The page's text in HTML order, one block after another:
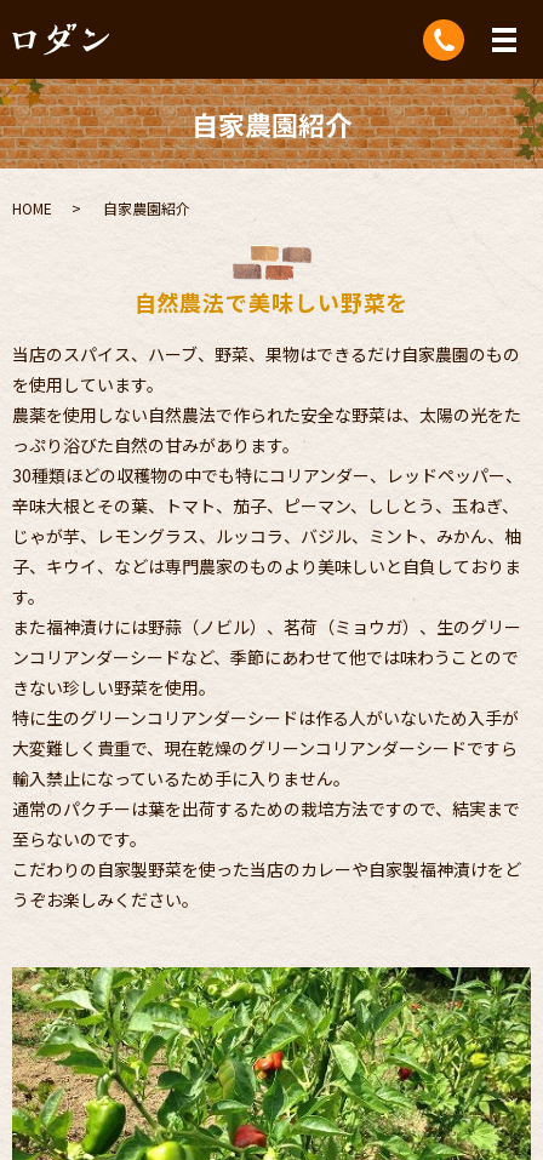
自家農園紹介
HOME 自家農園紹介
自然農法で美味しい野菜を
当店のスパイス、ハーブ、野菜、果物はできるだけ自家農園のもの
を使用しています。
農薬を使用しない自然農法で作られた安全な野菜は、太陽の光をた
っぷり浴びた自然の甘みがあります。
30種類ほどの収穫物の中でも特にコリアンダー、レッドペッパー、
辛味大根とその葉、
トマト、茄子、ピーマン、ししとう、玉ねぎ、
じゃが芋、レモングラス、ルッコラ、 バジル、ミント、みかん、柚
子、キウイ、などは専門農家のものより美味しいと自負しておりま
す。
また福神漬けには野蒜（ノビル）、茗荷（ミョウガ）、生のグリー
ンコリアンダーシードなど、 季節にあわせて他では味わうことので
きない珍しい野菜を使用。
特に生のグリーンコリアンダーシードは作る人がいないため入手が
大変難しく貴重で、 現在乾燥のグリーンコリアンダーシードですら
輸入禁止になっているため手に入りません。
通常のパクチーは葉を出荷するための栽培方法ですので、結実まで
至らないのです。
こだわりの自家製野菜を使った当店のカレーや自家製福神漬けをど
うぞお楽しみください。